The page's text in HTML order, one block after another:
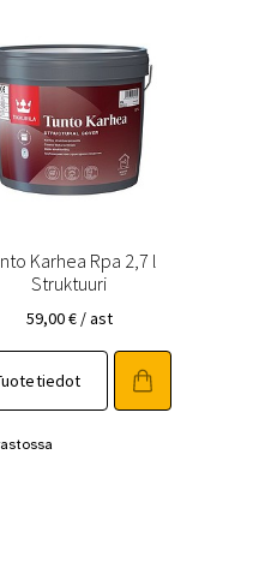
Karhea Rpa 2,7 l
Struktuuri
59,00€ / ast